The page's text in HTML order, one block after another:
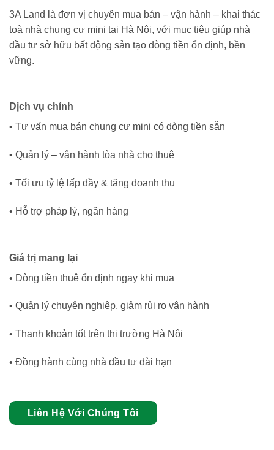
3A Land là đơn vị chuyên mua bán – vận hành – khai thác
toà nhà chung cư mini tại Hà Nội, với mục tiêu giúp nhà
đầu tư sở hữu bất động sản tạo dòng tiền ổn định, bền
vững.
Dịch vụ chính
• Tư vấn mua bán chung cư mini có dòng tiền sẵn
• Quản lý – vận hành tòa nhà cho thuê
• Tối ưu tỷ lệ lấp đầy & tăng doanh thu
• Hỗ trợ pháp lý, ngân hàng
Giá trị mang lại
• Dòng tiền thuê ổn định ngay khi mua
• Quản lý chuyên nghiệp, giảm rủi ro vận hành
• Thanh khoản tốt trên thị trường Hà Nội
• Đồng hành cùng nhà đầu tư dài hạn
Liên Hệ Với Chúng Tôi